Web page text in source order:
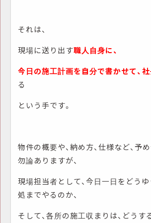
それは、
現場に送り出す職人自身に、
今日の施工計画を自分で書かせて、
る
という手です。
物件の概要や、納め方、仕様など、予
勿論ありますが、
現場担当者として、今日一日をどうゆ
処までやるのか、
そして、各所の施工収まりは、どうす